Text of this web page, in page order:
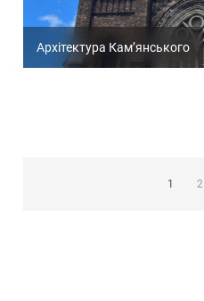
Архітектура Кам’янського
1 2